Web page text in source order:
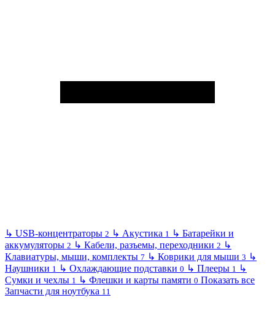
↳ USB-концентраторы 2 ↳ Акустика 1 ↳ Батарейки и
аккумуляторы 2 ↳ Кабели, разъемы, переходники 2 ↳
Клавиатуры, мыши, комплекты 7 ↳ Коврики для мыши 3 ↳
Наушники 1 ↳ Охлаждающие подставки 0 ↳ Плееры 1 ↳
Сумки и чехлы 1 ↳ Флешки и карты памяти 0 Показать все
Запчасти для ноутбука 11